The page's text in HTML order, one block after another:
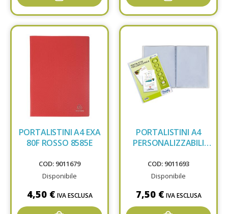
PORTALISTINI A4 EXA
80F ROSSO 8585E
COD: 9011679
Disponibile
4,50 € IVA ESCLUSA
PORTALISTINI A4
PERSONALIZZABILI
COD: 9011693
Disponibile
7,50 € IVA ESCLUSA